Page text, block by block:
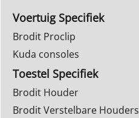
Voertuig Specifiek
Brodit Proclip
Kuda consoles
Toestel Specifiek
Brodit Houder
Brodit Verstelbare Houders